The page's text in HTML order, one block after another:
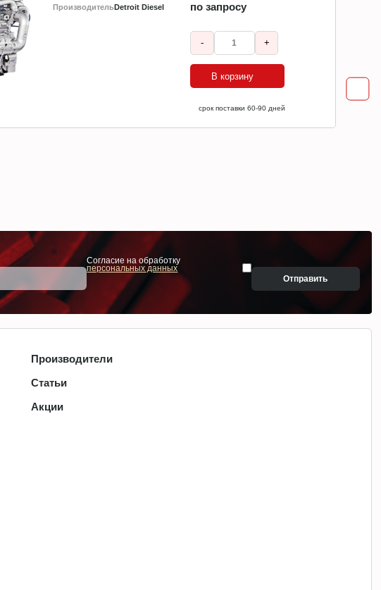
ПроизводительDetroit Diesel по запросу
срок поставки 60-90 дней
- +
В корзину
Согласие на обработку
персональных данных
Отправить
Производители
Статьи
Акции